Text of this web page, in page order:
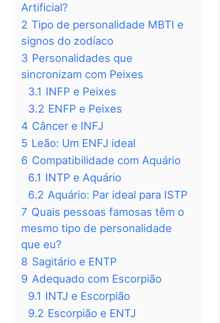
Artificial?
2 Tipo de personalidade MBTI e
signos do zodíaco
3 Personalidades que
sincronizam com Peixes
3.1 INFP e Peixes
3.2 ENFP e Peixes
4 Câncer e INFJ
5 Leão: Um ENFJ ideal
6 Compatibilidade com Aquário
6.1 INTP e Aquário
6.2 Aquário: Par ideal para ISTP
7 Quais pessoas famosas têm o
mesmo tipo de personalidade
que eu?
8 Sagitário e ENTP
9 Adequado com Escorpião
9.1 INTJ e Escorpião
9.2 Escorpião e ENTJ